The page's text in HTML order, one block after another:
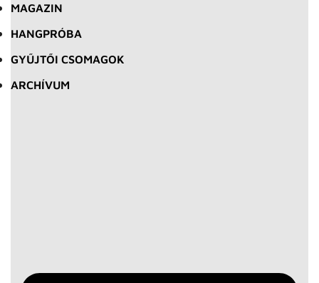
MAGAZIN
HANGPRÓBA
GYŰJTŐI CSOMAGOK
ARCHÍVUM